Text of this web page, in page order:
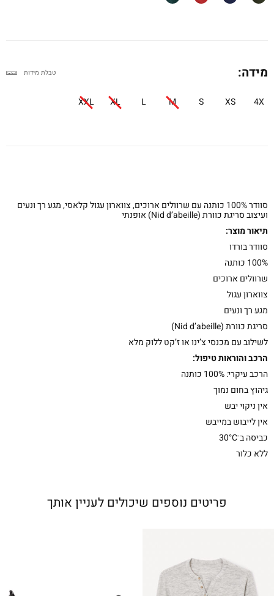
מידה:
4X
XS
S
M
L
XL
XXL
טבלת מידות
סוודר 100% כותנה עם שרוולים ארוכים, צווארון עגול קלאסי, מגע רך ונעים
ועיצוב סריגת כוורת (Nid d’abeille) אופנתי
תיאור מוצר:
סוודר בורדו
100% כותנה
שרוולים ארוכים
צווארון עגול
מגע רך ונעים
סריגת כוורת (Nid d’abeille)
לשילוב עם מכנסי צ’ינואוז’קטללוק מלא
הרכב והוראות טיפול:
הרכב עיקרי: 100% כותנה
גיהוץ בחום נמוך
אין ניקוי יבש
אין לייבוש במייבש
כביסה ב־30°C
ללא כלור
פריטים נוספים שיכולים לעניין אותך